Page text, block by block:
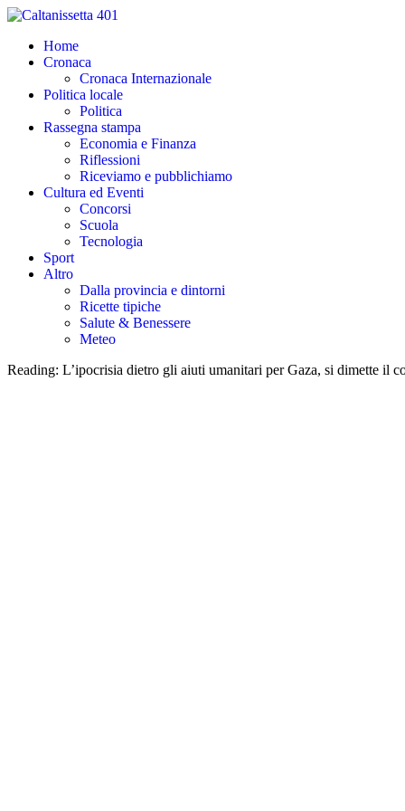
Home
Cronaca
Cronaca Internazionale
Politica locale
Politica
Rassegna stampa
Economia e Finanza
Riflessioni
Riceviamo e pubblichiamo
Cultura ed Eventi
Concorsi
Scuola
Tecnologia
Sport
Altro
Dalla provincia e dintorni
Ricette tipiche
Salute & Benessere
Meteo
Reading: L’ipocrisia dietro gli aiuti umanitari per Gaza, si dimette il